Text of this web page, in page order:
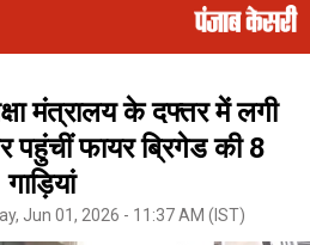
मंत्रालय के दफ्तर में लगी
फायर ब्रिगेड की 8
गाड़ियां
Jun 01, 2026 - 11:37 AM (IST)